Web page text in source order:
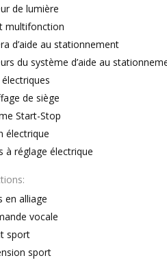
de lumière
multifonction
d’aide au stationnement
du système d’aide au
de siège
Start-Stop
électrique
à réglage électrique
en alliage
vocale
sport
sport